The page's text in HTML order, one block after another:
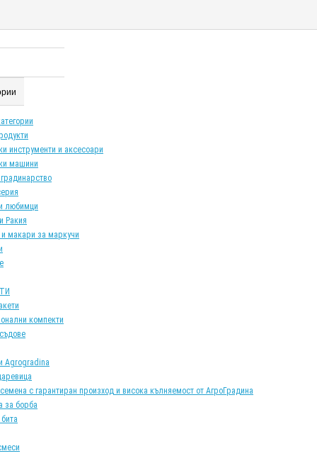
инструменти и аксесоари
машини
любимци
Ракия
макари за маркучи
компекти
Agrogradina
с гарантиран произход и висока кълняемост от АгроГрадина
за борба